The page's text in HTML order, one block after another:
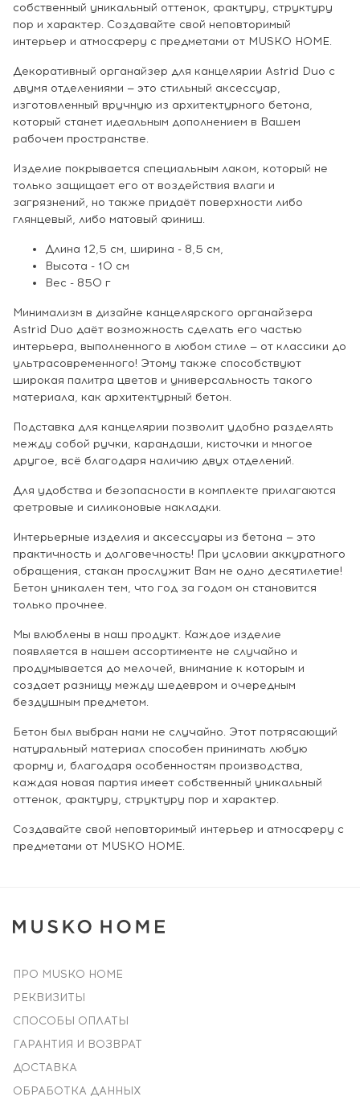
собственный уникальный оттенок, фактуру, структуру
пор и характер. Создавайте свой неповторимый
интерьер и атмосферу с предметами от MUSKO HOME.
Декоративный органайзер для канцелярии Astrid Duo с
двумя отделениями — это стильный аксессуар,
изготовленный вручную из архитектурного бетона,
который станет идеальным дополнением в Вашем
рабочем пространстве.
Изделие покрывается специальным лаком, который не
только защищает его от воздействия влаги и
загрязнений, но также придаёт поверхности либо
глянцевый, либо матовый финиш.
Длина 12,5 см, ширина - 8,5 см,
Высота - 10 см
Вес - 850 г
Минимализм в дизайне канцелярского органайзера
Astrid Duo даёт возможность сделать его частью
интерьера, выполненного в любом стиле — от классики до
ультрасовременного! Этому также способствуют
широкая палитра цветов и универсальность такого
материала, как архитектурный бетон.
Подставка для канцелярии позволит удобно разделять
между собой ручки, карандаши, кисточки и многое
другое, всё благодаря наличию двух отделений.
Для удобства и безопасности в комплекте прилагаются
фетровые и силиконовые накладки.
Интерьерные изделия и аксессуары из бетона — это
практичность и долговечность! При условии аккуратного
обращения, стакан прослужит Вам не одно десятилетие!
Бетон уникален тем, что год за годом он становится
только прочнее.
Мы влюблены в наш продукт. Каждое изделие
появляется в нашем ассортименте не случайно и
продумывается до мелочей, внимание к которым и
создает разницу между шедевром и очередным
бездушным предметом.
Бетон был выбран нами не случайно. Этот потрясающий
натуральный материал способен принимать любую
форму и, благодаря особенностям производства,
каждая новая партия имеет собственный уникальный
оттенок, фактуру, структуру пор и характер.
Создавайте свой неповторимый интерьер и атмосферу с
предметами от MUSKO HOME.
ПРО MUSKO HOME
РЕКВИЗИТЫ
СПОСОБЫ ОПЛАТЫ
ГАРАНТИЯ И ВОЗВРАТ
ДОСТАВКА
ОБРАБОТКА ДАННЫХ